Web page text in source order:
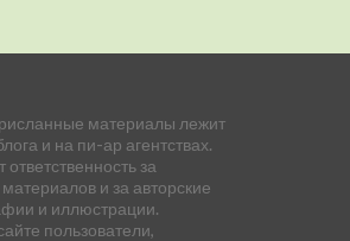
материалы лежит
и на пи-ар агентствах.
за
и за авторские
и иллюстрации.
пользователи,